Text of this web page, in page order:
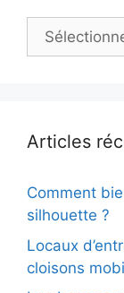
Catégories
Articles
Comment
silhouette ?
Locaux
cloisons